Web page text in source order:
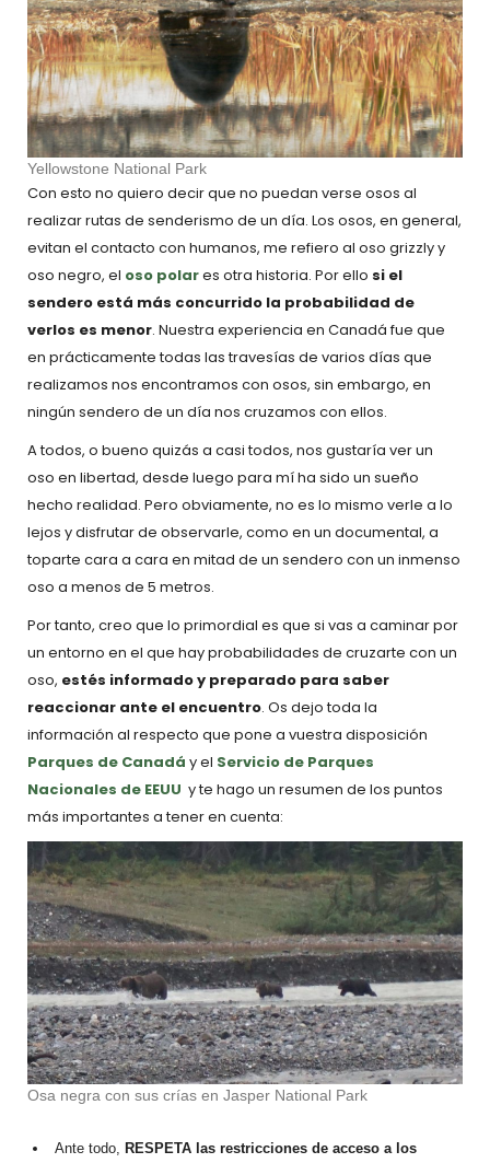
Yellowstone National Park
Con esto no quiero decir que no puedan verse osos al
realizar rutas de senderismo de un día. Los osos, en general,
evitan el contacto con humanos, me refiero al oso grizzly y
oso negro, el oso polares otra historia. Por ello si el
sendero está más concurrido la probabilidad de
verlos es menor. Nuestra experiencia en Canadá fue que
en prácticamente todas las travesías de varios días que
realizamos nos encontramos con osos, sin embargo, en
ningún sendero de un día nos cruzamos con ellos.
A todos, o bueno quizás a casi todos, nos gustaría ver un
oso en libertad, desde luego para mí ha sido un sueño
hecho realidad. Pero obviamente, no es lo mismo verle a lo
lejos y disfrutar de observarle, como en un documental, a
toparte cara a cara en mitad de un sendero con un inmenso
oso a menos de 5 metros.
Por tanto, creo que lo primordial es que si vas a caminar por
un entorno en el que hay probabilidades de cruzarte con un
oso, estés informado y preparado para saber
reaccionar ante el encuentro. Os dejo toda la
información al respecto que pone a vuestra disposición
Parques de Canadá y el Servicio de Parques
Nacionales de EEUU y te hago un resumen de los puntos
más importantes a tener en cuenta:
Osa negra con sus crías en Jasper National Park
Ante todo, RESPETA las restricciones de acceso a los